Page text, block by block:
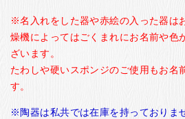
※名入れをした器や赤絵の入った器は
燥機によってはごくまれにお名前や色
ざいます。
たわしや硬いスポンジのご使用もお名
す。
※陶器は私共では在庫を持っておりま